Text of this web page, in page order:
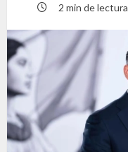
2 min de lectura